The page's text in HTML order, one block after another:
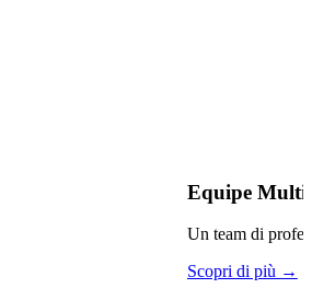
Equipe Multi
Un team di
Scopri di più →